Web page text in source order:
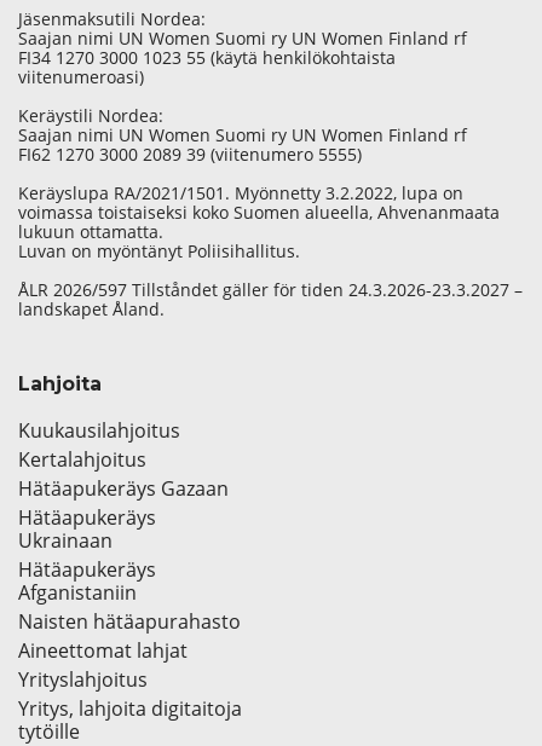
Jäsenmaksutili Nordea:
Saajan nimi UN Women Suomi ry UN Women Finland rf
FI34 1270 3000 1023 55 (käytä henkilökohtaista
viitenumeroasi)
Keräystili Nordea:
Saajan nimi UN Women Suomi ry UN Women Finland rf
FI62 1270 3000 2089 39 (viitenumero 5555)
Keräyslupa RA/2021/1501. Myönnetty 3.2.2022, lupa on
voimassa toistaiseksi koko Suomen alueella, Ahvenanmaata
lukuun ottamatta.
Luvan on myöntänyt Poliisihallitus.
ÅLR 2026/597 Tillståndet gäller för tiden 24.3.2026-23.3.2027 –
landskapet Åland.
Lahjoita
Kuukausilahjoitus
Kertalahjoitus
Hätäapukeräys Gazaan
Hätäapukeräys
Ukrainaan
Hätäapukeräys
Afganistaniin
Naisten hätäapurahasto
Aineettomat lahjat
Yrityslahjoitus
Yritys, lahjoita digitaitoja
tytöille